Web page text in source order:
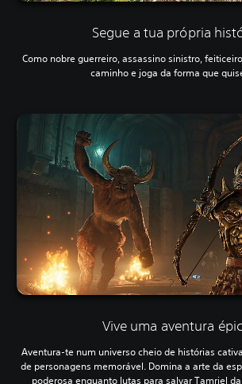
Segue a tua própria
Como nobre guerreiro, assassino sinistro,
caminho e joga da forma que
Vive uma aventura
Aventura-te num universo cheio de histórias
de personagens memorável. Domina a arte da
poderosa enquanto lutas para salvar Tamriel